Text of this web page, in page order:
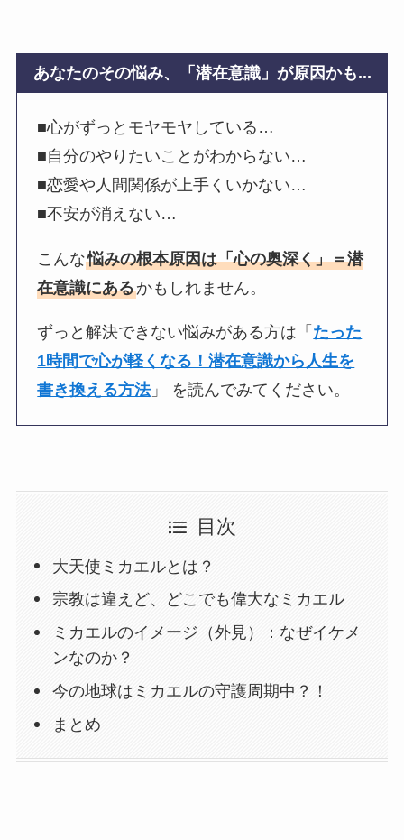
あなたのその悩み、「潜在意識」が原因かも...
■心がずっとモヤモヤしている…
■自分のやりたいことがわからない…
■恋愛や人間関係が上手くいかない…
■不安が消えない…
こんな悩みの根本原因は「心の奥深く」＝潜
在意識にあるかもしれません。
ずっと解決できない悩みがある方は「 たった
1時間で心が軽くなる！潜在意識から人生を
書き換える方法」 を読んでみてください。
目次
大天使ミカエルとは？
宗教は違えど、どこでも偉大なミカエル
ミカエルのイメージ（外見）：なぜイケメ
ンなのか？
今の地球はミカエルの守護周期中？！
まとめ